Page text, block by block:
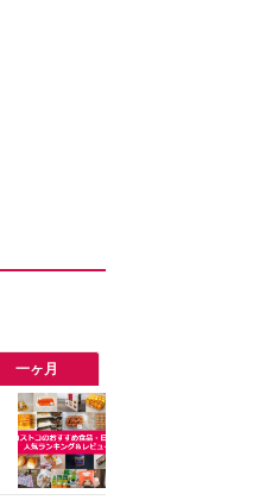
一ヶ月